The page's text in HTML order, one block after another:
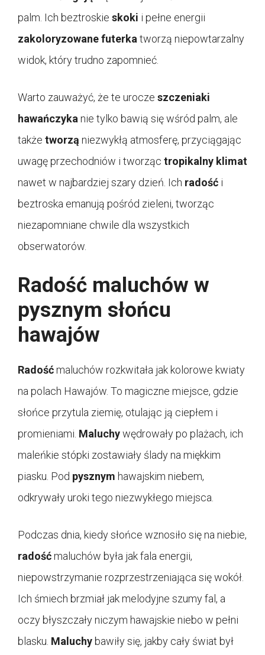
palm. Ich beztroskie skoki i pełne energii
zakoloryzowane futerka tworzą niepowtarzalny
widok, który trudno zapomnieć.
Warto zauważyć, że te urocze szczeniaki
hawańczyka nie tylko bawią się wśród palm, ale
także tworzą niezwykłą atmosferę, przyciągając
uwagę przechodniów i tworząc tropikalny klimat
nawet w najbardziej szary dzień. Ich radość i
beztroska emanują pośród zieleni, tworząc
niezapomniane chwile dla wszystkich
obserwatorów.
Radość maluchów w
pysznym słońcu
hawajów
Radośćmaluchów rozkwitała jak kolorowe kwiaty
na polach Hawajów. To magiczne miejsce, gdzie
słońce przytula ziemię, otulając ją ciepłem i
promieniami. Maluchywędrowały po plażach, ich
maleńkie stópki zostawiały ślady na miękkim
piasku. Pod pysznym hawajskim niebem,
odkrywały uroki tego niezwykłego miejsca.
Podczas dnia, kiedy słońce wznosiło się na niebie,
radośćmaluchów była jak fala energii,
niepowstrzymanie rozprzestrzeniająca się wokół.
Ich śmiech brzmiał jak melodyjne szumy fal, a
oczy błyszczały niczym hawajskie niebo w pełni
blasku. Maluchy bawiły się, jakby cały świat był